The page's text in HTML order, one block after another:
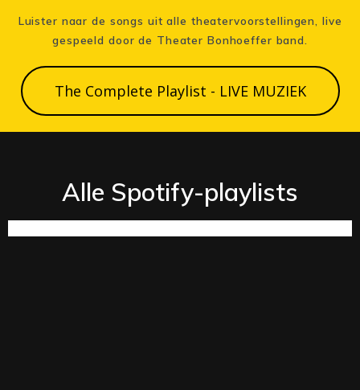
Luister naar de songs uit alle theatervoorstellingen, live
gespeeld door de Theater Bonhoeffer band.
The Complete Playlist - LIVE MUZIEK
Alle Spotify-playlists